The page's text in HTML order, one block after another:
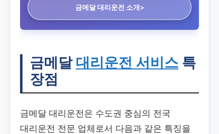
금메달 대리운전 소개>
금메달 대리운전 서비스 특
장점
금메달 대리운전은 수도권 중심의 전국
대리운전 전문 업체로서 다음과 같은 특징을